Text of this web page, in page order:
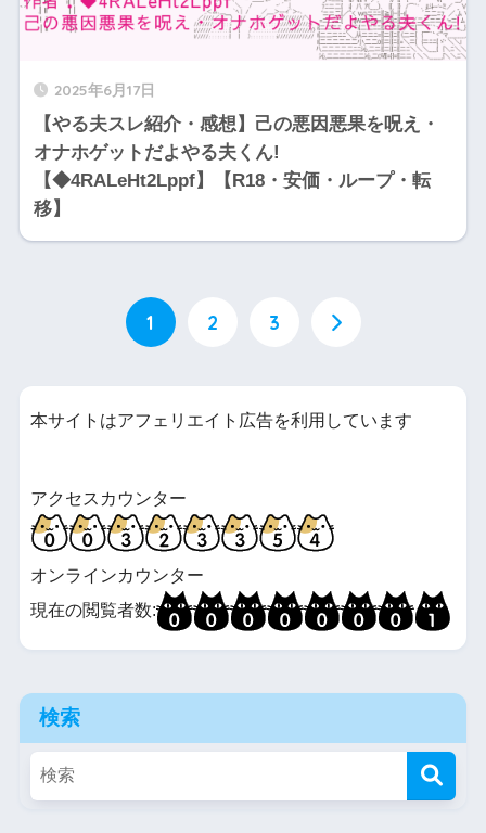
2025年6月17日
【やる夫スレ紹介・感想】己の悪因悪果を呪え・
オナホゲットだよやる夫くん!
【◆4RALeHt2Lppf】【R18・安価・ループ・転
移】
1 2 3
本サイトはアフェリエイト広告を利用しています
アクセスカウンター
オンラインカウンター
現在の閲覧者数:
検索